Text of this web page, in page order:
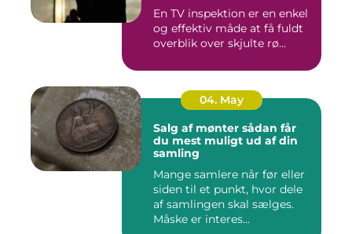
En TV inspektion er en enkel
og effektiv måde at få fuldt
overblik over skjulte rø...
04. May
Salg af mønter sådan får
du mest muligt ud af din
samling
Mange samlere når før eller
siden til et punkt, hvor dele
af samlingen skal sælges.
Måske er interes...